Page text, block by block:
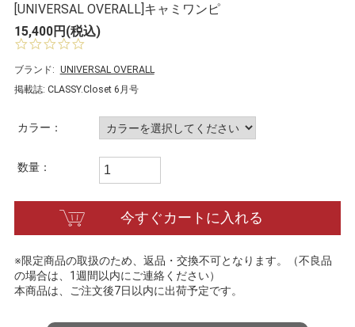
[UNIVERSAL OVERALL]キャミワンピ
15,400円(税込)
0.
s
t
a
ブランド: UNIVERSAL OVERALL
掲載誌: CLASSY.Closet 6月号
カラー：
数量：
今すぐカートに入れる
※限定商品の取扱のため、返品・交換不可となります。（不良品
の場合は、1週間以内にご連絡ください）
本商品は、ご注文後7日以内に出荷予定です。